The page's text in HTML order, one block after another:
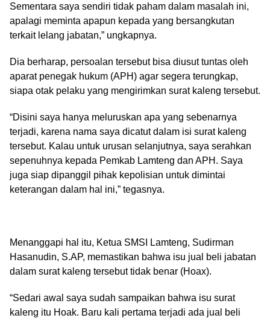
Sementara saya sendiri tidak paham dalam masalah ini,
apalagi meminta apapun kepada yang bersangkutan
terkait lelang jabatan,” ungkapnya.
Dia berharap, persoalan tersebut bisa diusut tuntas oleh
aparat penegak hukum (APH) agar segera terungkap,
siapa otak pelaku yang mengirimkan surat kaleng tersebut.
“Disini saya hanya meluruskan apa yang sebenarnya
terjadi, karena nama saya dicatut dalam isi surat kaleng
tersebut. Kalau untuk urusan selanjutnya, saya serahkan
sepenuhnya kepada Pemkab Lamteng dan APH. Saya
juga siap dipanggil pihak kepolisian untuk dimintai
keterangan dalam hal ini,” tegasnya.
Menanggapi hal itu, Ketua SMSI Lamteng, Sudirman
Hasanudin, S.AP, memastikan bahwa isu jual beli jabatan
dalam surat kaleng tersebut tidak benar (Hoax).
“Sedari awal saya sudah sampaikan bahwa isu surat
kaleng itu Hoak. Baru kali pertama terjadi ada jual beli